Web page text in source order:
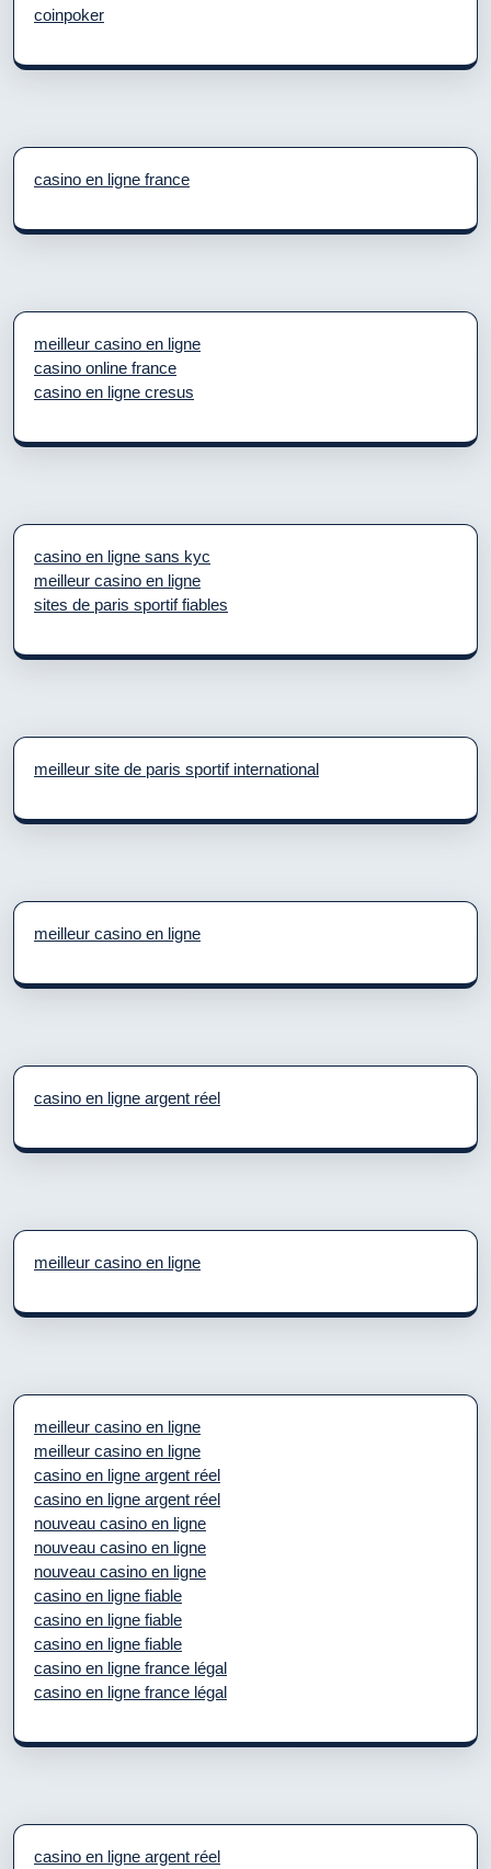
coinpoker
casino en ligne france
meilleur casino en ligne
casino online france
casino en ligne cresus
casino en ligne sans kyc
meilleur casino en ligne
sites de paris sportif fiables
meilleur site de paris sportif international
meilleur casino en ligne
casino en ligne argent réel
meilleur casino en ligne
meilleur casino en ligne
meilleur casino en ligne
casino en ligne argent réel
casino en ligne argent réel
nouveau casino en ligne
nouveau casino en ligne
nouveau casino en ligne
casino en ligne fiable
casino en ligne fiable
casino en ligne fiable
casino en ligne france légal
casino en ligne france légal
casino en ligne argent réel